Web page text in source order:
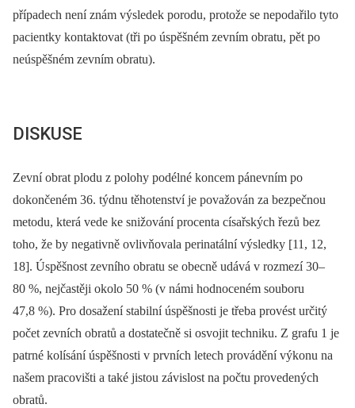
případech není znám výsledek porodu, protože se nepodařilo tyto
pacientky kontaktovat (tři po úspěšném zevním obratu, pět po
neúspěšném zevním obratu).
DISKUSE
Zevní obrat plodu z polohy podélné koncem pánevním po
dokončeném 36. týdnu těhotenství je považován za bezpečnou
metodu, která vede ke snižování procenta císařských řezů bez
toho, že by negativně ovlivňovala perinatální výsledky [11, 12,
18]. Úspěšnost zevního obratu se obecně udává v rozmezí 30–
80 %, nejčastěji okolo 50 % (v námi hodnoceném souboru
47,8 %). Pro dosažení stabilní úspěšnosti je třeba provést určitý
počet zevních obratů a dostatečně si osvojit techniku. Z grafu 1 je
patrné kolísání úspěšnosti v prvních letech provádění výkonu na
našem pracovišti a také jistou závislost na počtu provedených
obratů.